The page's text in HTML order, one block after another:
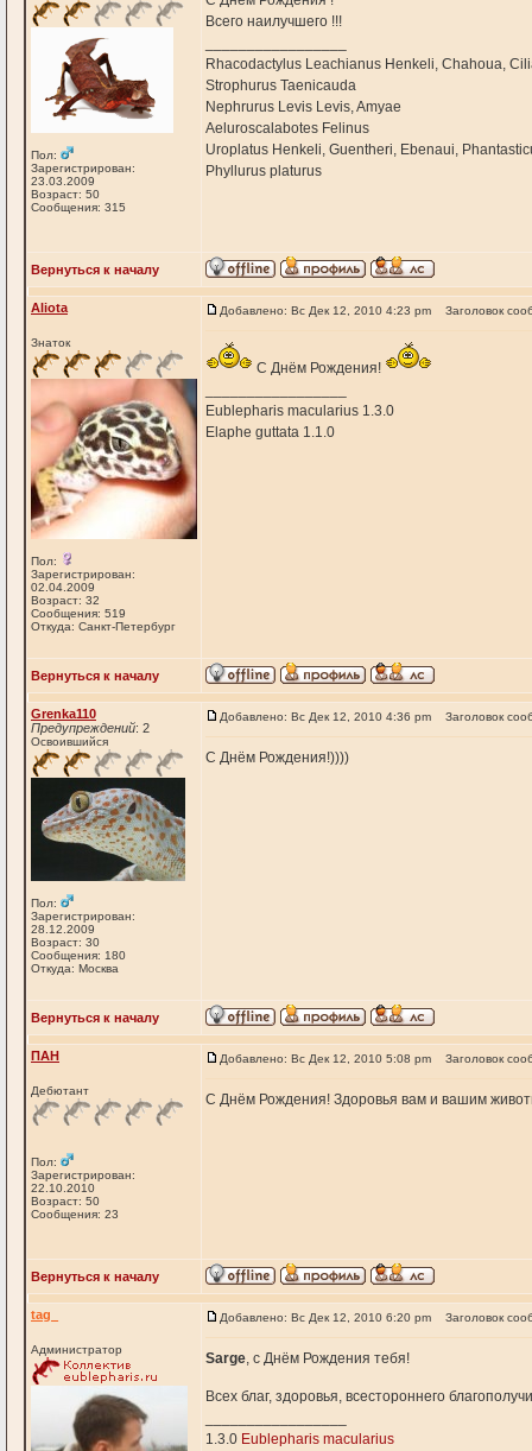
Пол:
Зарегистрирован:
23.03.2009
Возраст: 50
Сообщения: 315
Всего наилучшего !!!
Rhacodactylus Leachianus Henkeli, Chahoua,
Strophurus Taenicauda
Nephrurus Levis Levis, Amyae
Aeluroscalabotes Felinus
Uroplatus Henkeli, Guentheri, Ebenaui,
Phyllurus platurus
Вернуться к началу
Aliota
Знаток
Пол:
Зарегистрирован:
02.04.2009
Возраст: 32
Сообщения: 519
Откуда: Санкт-Петербург
Добавлено: Вс Дек 12, 2010 4:23 pm Заголовок
С Днём Рождения!
Eublepharis macularius 1.3.0
Elaphe guttata 1.1.0
Вернуться к началу
Grenka110
Предупреждений: 2
Освоившийся
Пол:
Зарегистрирован:
28.12.2009
Возраст: 30
Сообщения: 180
Откуда: Москва
Добавлено: Вс Дек 12, 2010 4:36 pm Заголовок
С Днём Рождения!))))
Вернуться к началу
ПАН
Дебютант
Пол:
Зарегистрирован:
22.10.2010
Возраст: 50
Сообщения: 23
Добавлено: Вс Дек 12, 2010 5:08 pm Заголовок
С Днём Рождения! Здоровья вам и вашим
Вернуться к началу
tag_
Администратор
Добавлено: Вс Дек 12, 2010 6:20 pm Заголовок
Sarge, с Днём Рождения тебя!
Всех благ, здоровья, всестороннего
1.3.0 Eublepharis macularius